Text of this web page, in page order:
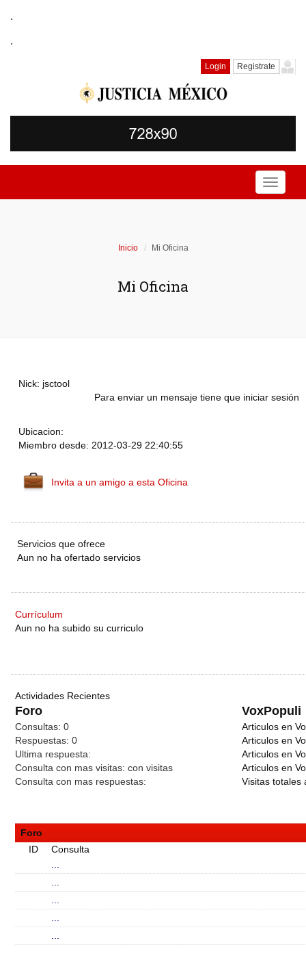
.
.
Login Registrate
Toggle
Inicio Mi Oficina
Mi Oficina
Nick: jsctool
Para enviar un mensaje tiene que iniciar sesión
Ubicacion:
Miembro desde: 2012-03-29 22:40:55
Invita a un amigo a esta Oficina
Servicios que ofrece
Aun no ha ofertado servicios
Currículum
Aun no ha subido su curriculo
Actividades Recientes
Foro VoxPopuli
Consultas: 0
Respuestas: 0
Ultima respuesta:
Consulta con mas visitas: con visitas
Consulta con mas respuestas:
Articulos en
Articulos en
Articulos en
Articulos en
Visitas totales
Foro
ID
Consulta